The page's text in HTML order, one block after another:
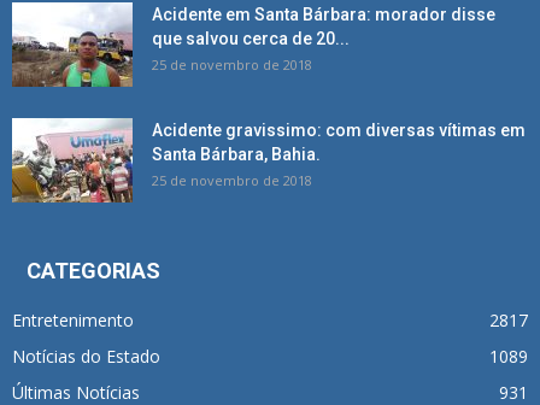
Acidente em Santa Bárbara: morador disse
que salvou cerca de 20...
25 de novembro de 2018
Acidente gravissimo: com diversas vítimas em
Santa Bárbara, Bahia.
25 de novembro de 2018
CATEGORIAS
Entretenimento
2817
Notícias do Estado
1089
Últimas Notícias
931